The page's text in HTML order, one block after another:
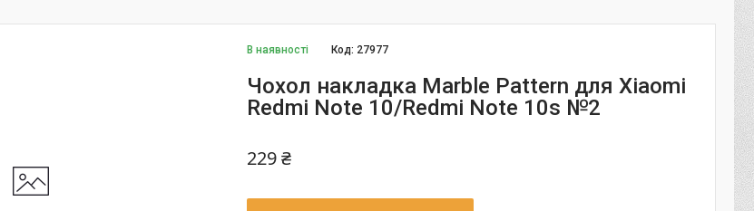
В наявності Код: 27977
Чохол накладка Marble Pattern для Xiaomi
Redmi Note 10/Redmi Note 10s №2
229 ₴